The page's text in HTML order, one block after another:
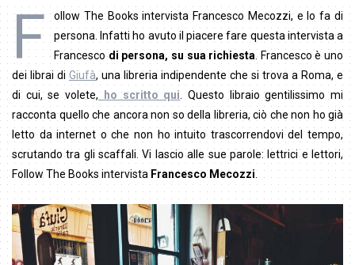
F
ollow The Books intervista Francesco Mecozzi, e lo fa di
persona. Infatti ho avuto il piacere fare questa intervista a
Francescodi persona, su sua richiesta. Francesco è uno
dei librai di Giufà, una libreria indipendente che si trova a Roma, e
di cui, se volete,ho scritto qui . Questo libraio gentilissimo mi
racconta quello che ancora non so della libreria, ciò che non ho già
letto da internet o che non ho intuito trascorrendovi del tempo,
scrutando tra gli scaffali. Vi lascio alle sue parole: lettrici e lettori,
Follow The Books intervistaFrancesco Mecozzi.